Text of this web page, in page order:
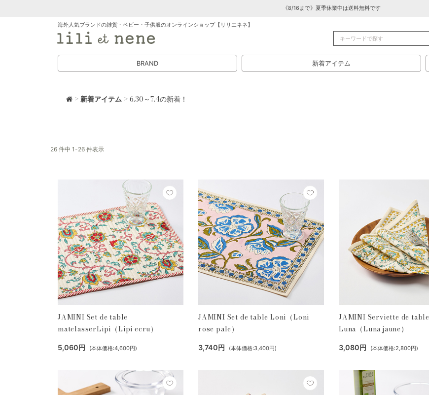
《8/16まで》夏季休業中は送料無料です
海外人気ブランドの雑貨・ベビー・子供服のオンラインショップ【リリエネネ】
BRAND 新着アイテム
>新着アイテム > 6.30～7.4の新着！
26 件中 1-26 件表示
JAMINI Set de table
matelasserLipi（Lipi ecru）
5,060円 (本体価格:4,600円)
JAMINI Set de table Loni（Loni
rose pale）
3,740円 (本体価格:3,400円)
JAMINI Serviette de table
Luna（Luna jaune）
3,080円 (本体価格:2,800円)